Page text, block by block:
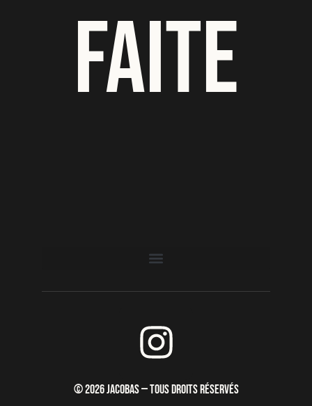
FAITE
I
n
s
© 2026 JACOBAS — TOUS DROITS RÉSERVÉS